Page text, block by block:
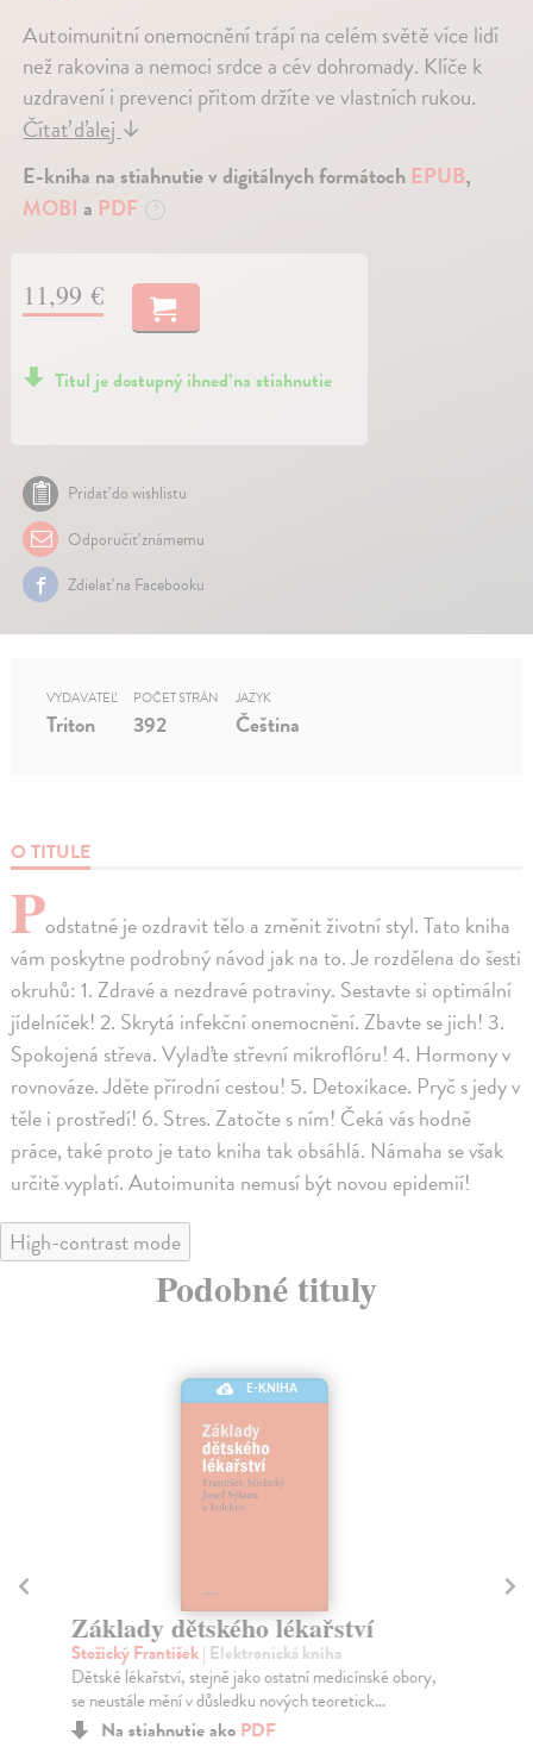
Autoimunitní onemocnění trápí na celém světě více lidí
než rakovina a nemoci srdce a cév dohromady. Klíče k
uzdravení i prevenci přitom držíte ve vlastních rukou.
Čítať ďalej↓
E-kniha na stiahnutie v digitálnych formátoch EPUB,
MOBI a PDF ?
11,99 €
Titul je dostupný ihneď na stiahnutie
Pridať do wishlistu
Odporučiť známemu
Zdielať na Facebooku
O TITULE
Podstatné je ozdravit tělo a změnit životní styl. Tato kniha
vám poskytne podrobný návod jak na to. Je rozdělena do šesti
okruhů: 1. Zdravé a nezdravé potraviny. Sestavte si optimální
jídelníček! 2. Skrytá infekční onemocnění. Zbavte se jich! 3.
Spokojená střeva. Vylaďte střevní mikroflóru! 4. Hormony v
rovnováze. Jděte přírodní cestou! 5. Detoxikace. Pryč s jedy v
těle i prostředí! 6. Stres. Zatočte s ním! Čeká vás hodně
práce, také proto je tato kniha tak obsáhlá. Námaha se však
určitě vyplatí. Autoimunita nemusí být novou epidemií!
VYDAVATEĽ
Triton
POČET STRÁN
392
JAZYK
Čeština
High-contrast mode
Podobné tituly
E-KNIHA
Základy dětského lékařství
Stožický František| Elektronická kniha
Dětské lékařství, stejně jako ostatní medicínské obory,
se neustále mění v důsledku nových teoretick...
Na stiahnutie ako PDF